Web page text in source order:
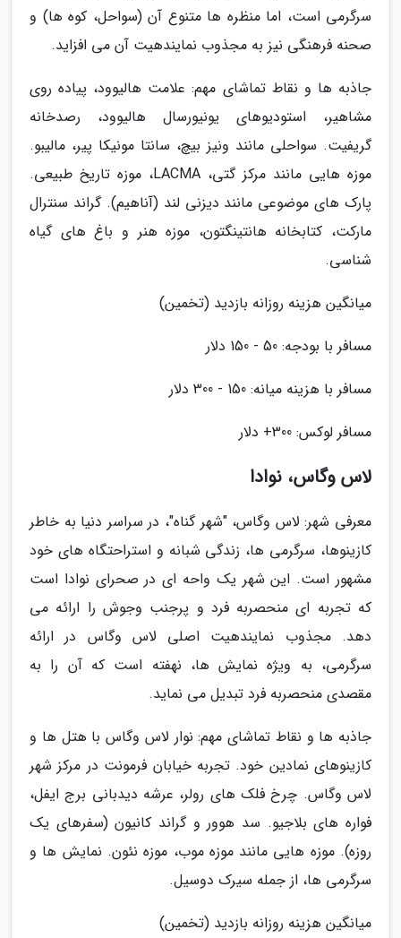
سرگرمی است، اما منظره ها متنوع آن (سواحل، کوه ها) و
صحنه فرهنگی نیز به مجذوب نمایندهیت آن می افزاید.
جاذبه ها و نقاط تماشای مهم: علامت هالیوود، پیاده روی
مشاهیر، استودیوهای یونیورسال هالیوود، رصدخانه
گریفیت. سواحلی مانند ونیز بیچ، سانتا مونیکا پیر، مالیبو.
موزه هایی مانند مرکز گتی، LACMA، موزه تاریخ طبیعی.
پارک های موضوعی مانند دیزنی لند (آناهیم). گراند سنترال
مارکت، کتابخانه هانتینگتون، موزه هنر و باغ های گیاه
شناسی.
میانگین هزینه روزانه بازدید (تخمین)
مسافر با بودجه: 50 - 150 دلار
مسافر با هزینه میانه: 150 - 300 دلار
مسافر لوکس: 300+ دلار
لاس وگاس، نوادا
معرفی شهر: لاس وگاس، "شهر گناه"، در سراسر دنیا به خاطر
کازینوها، سرگرمی ها، زندگی شبانه و استراحتگاه های خود
مشهور است. این شهر یک واحه ای در صحرای نوادا است
که تجربه ای منحصربه فرد و پرجنب وجوش را ارائه می
دهد. مجذوب نمایندهیت اصلی لاس وگاس در ارائه
سرگرمی، به ویژه نمایش ها، نهفته است که آن را به
مقصدی منحصربه فرد تبدیل می نماید.
جاذبه ها و نقاط تماشای مهم: نوار لاس وگاس با هتل ها و
کازینوهای نمادین خود. تجربه خیابان فرمونت در مرکز شهر
لاس وگاس. چرخ فلک های رولر، عرشه دیدبانی برج ایفل،
فواره های بلاجیو. سد هوور و گراند کانیون (سفرهای یک
روزه). موزه هایی مانند موزه موب، موزه نئون. نمایش ها و
سرگرمی ها، از جمله سیرک دوسیل.
میانگین هزینه روزانه بازدید (تخمین)